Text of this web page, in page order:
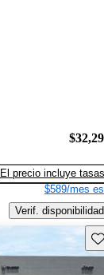
El precio incluye tasas
$589/mes
Verif. disponibilidad